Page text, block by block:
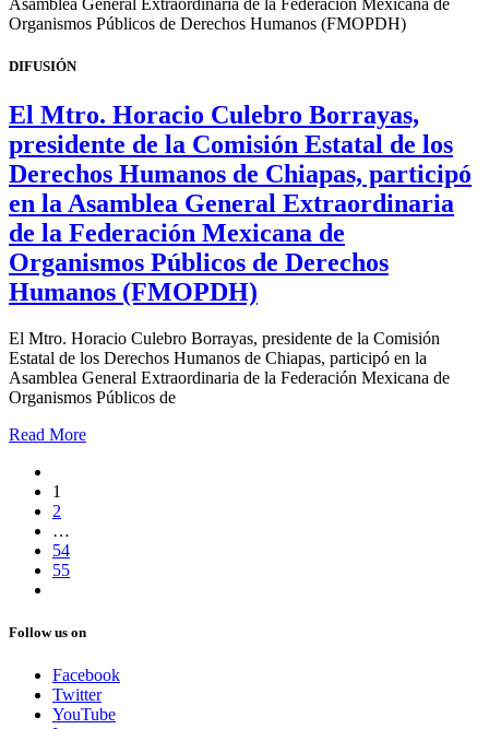
DIFUSIÓN
El Mtro. Horacio Culebro Borrayas,
presidente de la Comisión Estatal de los
Derechos Humanos de Chiapas, participó
en la Asamblea General Extraordinaria
de la Federación Mexicana de
Organismos Públicos de Derechos
Humanos (FMOPDH)
El Mtro. Horacio Culebro Borrayas, presidente de la Comisión
Estatal de los Derechos Humanos de Chiapas, participó en la
Asamblea General Extraordinaria de la Federación Mexicana de
Organismos Públicos de
Read More
1
2
…
54
55
Follow us on
Facebook
Twitter
YouTube